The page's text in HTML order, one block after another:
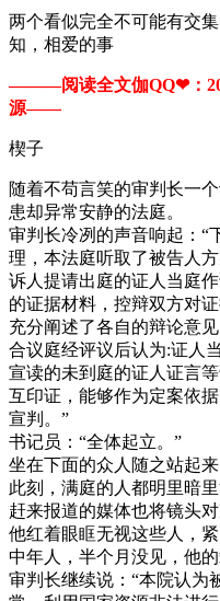
两个看似完全不可能有交
知，相爱的事
———阅读全文伽QQ❤：
源—​​​​—
楔子
随着不苟言笑的审判长一
患却异常安静的法庭。
审判长冷冽的声音响起：“
理，本法庭听取了被告人
诉人提请出庭的证人当庭
的证据材料，控辩双方对
充分阐述了各自的辩论意
合议庭经评议后认为:证人
宣读的未到庭的证人证言
互印证，能够作为定案依
宣判。”
书记员：“全体起立。”
坐在下面的众人随之站起
此刻，满庭的人都明里暗
赶来报道的媒体也将镜头对
他红着眼眶无视这些人，
中年人，半个月没见，他
审判长继续说：“本院认为